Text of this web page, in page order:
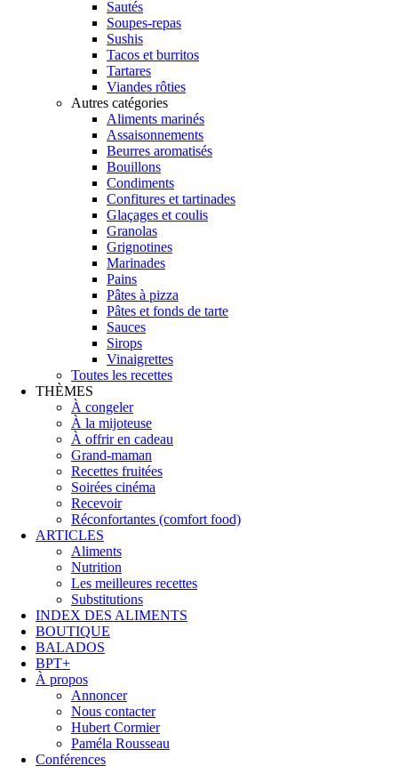
Sautés
Soupes-repas
Sushis
Tacos et burritos
Tartares
Viandes rôties
Autres catégories
Aliments marinés
Assaisonnements
Beurres aromatisés
Bouillons
Condiments
Confitures et tartinades
Glaçages et coulis
Granolas
Grignotines
Marinades
Pains
Pâtes à pizza
Pâtes et fonds de tarte
Sauces
Sirops
Vinaigrettes
Toutes les recettes
THÈMES
À congeler
À la mijoteuse
À offrir en cadeau
Grand-maman
Recettes fruitées
Soirées cinéma
Recevoir
Réconfortantes (comfort food)
ARTICLES
Aliments
Nutrition
Les meilleures recettes
Substitutions
INDEX DES ALIMENTS
BOUTIQUE
BALADOS
BPT+
À propos
Annoncer
Nous contacter
Hubert Cormier
Paméla Rousseau
Conférences